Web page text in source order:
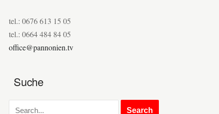
tel.: 0676 613 15 05
tel.: 0664 484 84 05
office@pannonien.tv
Suche